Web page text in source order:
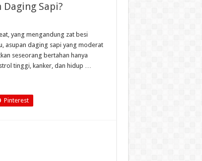
Sapi?
yang mengandung zat besi
asupan daging sapi yang moderat
seseorang bertahan hanya
tinggi, kanker, dan hidup …
Pinterest